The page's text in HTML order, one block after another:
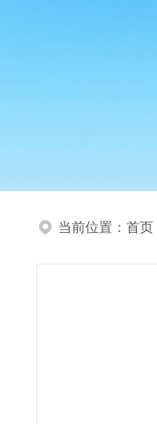
当前位置： 首页